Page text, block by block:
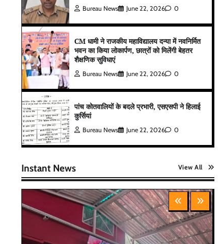
Bureau News June 22, 2026 0
CM धामी ने राजकीय महाविद्यालय दन्या में नवनिर्मित
भवन का किया लोकार्पण, छात्रों को मिलेंगी बेहतर
शैक्षणिक सुविधाएं
Bureau News June 22, 2026 0
पांच कोतवालियों के बदले प्रभारी, एसएसपी ने हिलाई
कुर्सियां
Bureau News June 22, 2026 0
Instant News View All